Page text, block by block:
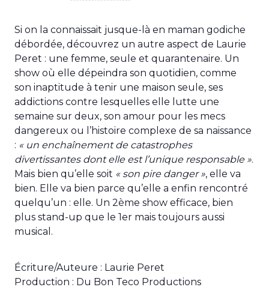
Si on la connaissait jusque-là en maman godiche
débordée, découvrez un autre aspect de Laurie
Peret : une femme, seule et quarantenaire. Un
show où elle dépeindra son quotidien, comme
son inaptitude à tenir une maison seule, ses
addictions contre lesquelles elle lutte une
semaine sur deux, son amour pour les mecs
dangereux ou l’histoire complexe de sa naissance
: « un enchaînement de catastrophes
divertissantes dont elle est l’unique responsable ».
Mais bien qu’elle soit « son pire danger », elle va
bien. Elle va bien parce qu’elle a enfin rencontré
quelqu’un : elle. Un 2ème show efficace, bien
plus stand-up que le 1er mais toujours aussi
musical.
Écriture/Auteure : Laurie Peret
Production : Du Bon Teco Productions